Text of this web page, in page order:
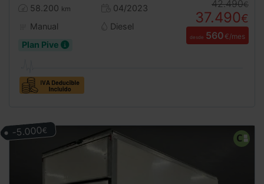
58.200 km
04/2023
Manual
Diesel
Plan Pive
42.490€
37.490€
desde 560€/mes
-5.000€